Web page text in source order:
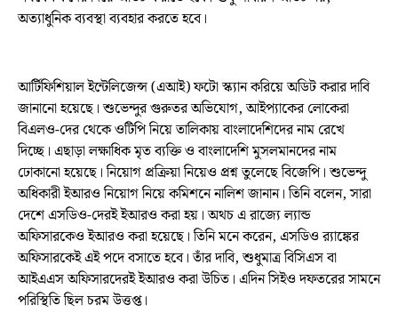
অত্যাধুনিক ব্যবস্থা ব্যবহার করতে হবে।
আর্টিফিশিয়াল ইন্টেলিজেন্স (এআই) ফটো স্ক্যান করিয়ে অডিট করার দাবি
জানানো হয়েছে। শুভেন্দুর গুরুতর অভিযোগ, আইপ্যাকের লোকেরা
বিএলও-দের থেকে ওটিপি নিয়ে তালিকায় বাংলাদেশিদের নাম রেখে
দিচ্ছে। এছাড়া লক্ষাধিক মৃত ব্যক্তি ও বাংলাদেশি মুসলমানদের নাম
ঢোকানো হয়েছে। নিয়োগ প্রক্রিয়া নিয়েও প্রশ্ন তুলেছে বিজেপি। শুভেন্দু
অধিকারী ইআরও নিয়োগ নিয়ে কমিশনে নালিশ জানান। তিনি বলেন, সারা
দেশে এসডিও-দেরই ইআরও করা হয়। অথচ এ রাজ্যে ল্যান্ড
অফিসারকেও ইআরও করা হয়েছে। তিনি মনে করেন, এসডিও র‍্যাঙ্কের
অফিসারকেই এই পদে বসাতে হবে। তাঁর দাবি, শুধুমাত্র বিসিএস বা
আইএএস অফিসারদেরই ইআরও করা উচিত। এদিন সিইও দফতরের সামনে
পরিস্থিতি ছিল চরম উত্তপ্ত।